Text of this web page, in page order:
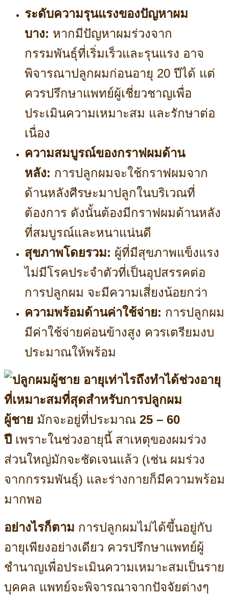
ระดับความรุนแรงของปัญหาผม
บาง: หากมีปัญหาผมร่วงจาก
กรรมพันธุ์ที่เริ่มเร็วและรุนแรง อาจ
พิจารณาปลูกผมก่อนอายุ 20 ปีได้ แต่
ควรปรึกษาแพทย์ผู้เชี่ยวชาญเพื่อ
ประเมินความเหมาะสม และรักษาต่อ
เนื่อง
ความสมบูรณ์ของกราฟผมด้าน
หลัง: การปลูกผมจะใช้กราฟผมจาก
ด้านหลังศีรษะมาปลูกในบริเวณที่
ต้องการ ดังนั้นต้องมีกราฟผมด้านหลัง
ที่สมบูรณ์และหนาแน่นดี
สุขภาพโดยรวม: ผู้ที่มีสุขภาพแข็งแรง
ไม่มีโรคประจำตัวที่เป็นอุปสรรคต่อ
การปลูกผม จะมีความเสี่ยงน้อยกว่า
ความพร้อมด้านค่าใช้จ่าย: การปลูกผม
มีค่าใช้จ่ายค่อนข้างสูง ควรเตรียมงบ
ประมาณให้พร้อม
ช่วงอายุ
ที่เหมาะสมที่สุดสำหรับการปลูกผม
ผู้ชาย มักจะอยู่ที่ประมาณ 25 – 60
ปี เพราะในช่วงอายุนี้ สาเหตุของผมร่วง
ส่วนใหญ่มักจะชัดเจนแล้ว (เช่น ผมร่วง
จากกรรมพันธุ์) และร่างกายก็มีความพร้อม
มากพอ
อย่างไรก็ตาม การปลูกผมไม่ได้ขึ้นอยู่กับ
อายุเพียงอย่างเดียว ควรปรึกษาแพทย์ผู้
ชำนาญเพื่อประเมินความเหมาะสมเป็นราย
บุคคล แพทย์จะพิจารณาจากปัจจัยต่างๆ